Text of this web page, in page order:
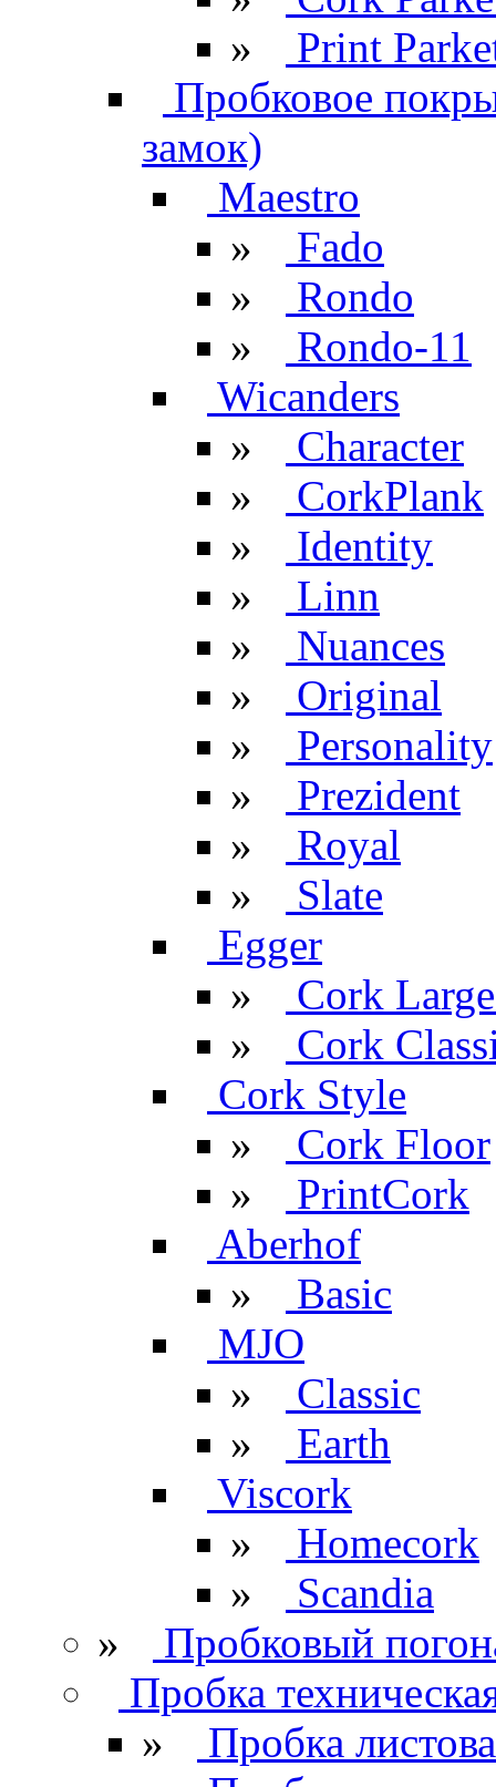
»
Print
Пробковое
замок)
Maestro
»
Fado
»
Rondo
»
Rondo-11
Wicanders
»
Character
»
CorkPlank
»
Identity
»
Linn
»
Nuances
»
Original
»
Personality
»
Prezident
»
Royal
»
Slate
Egger
»
Cork
»
Cork
Cork Style
»
Cork Floor
»
PrintCork
Aberhof
»
Basic
MJO
»
Classic
»
Earth
Viscork
»
Homecork
»
Scandia
»
Пробковый
Пробка
»
Пробка